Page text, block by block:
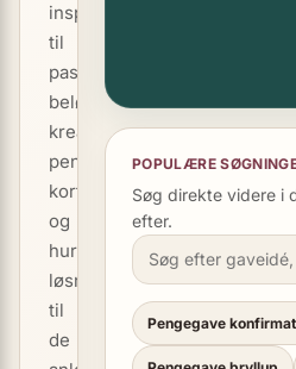
inspiration
til
passende
beløb,
kreative
pengegaver,
korttekster
og
hurtige
løsninger
til
de
POPULÆRE
Søg direkte videre i
efter.
Pengegave